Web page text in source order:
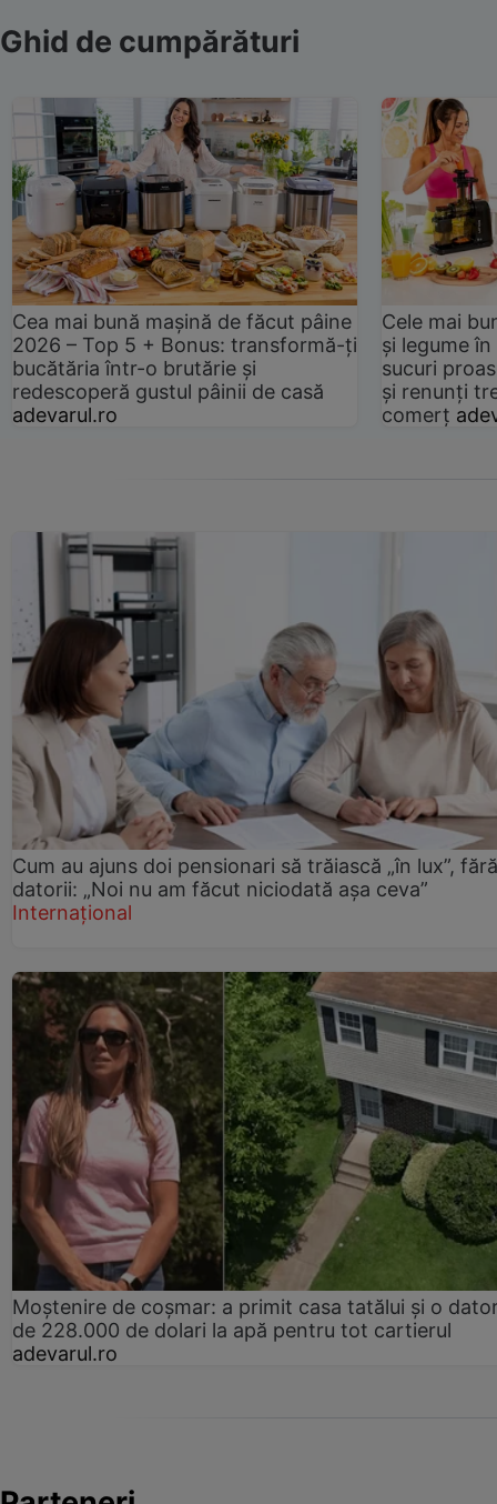
Ghid de cumpărături
Cea mai bună mașină de făcut pâine
2026 – Top 5 + Bonus: transformă-ți
bucătăria într-o brutărie și
redescoperă gustul pâinii de casă
adevarul.ro
Cele mai
și legume
sucuri
și renunți
comerț
Cum au ajuns doi pensionari să trăiască „în lux”, fără
datorii: „Noi nu am făcut niciodată așa ceva”
Internațional
Moștenire de coșmar: a primit casa tatălui și o
de 228.000 de dolari la apă pentru tot cartierul
adevarul.ro